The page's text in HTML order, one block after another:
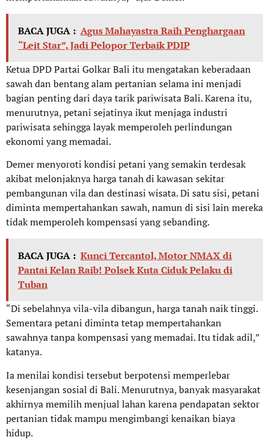
BACA JUGA : Agus Mahayastra Raih Penghargaan
“Leit Star”, Jadi Pelopor Terbaik PDIP
Ketua DPD Partai Golkar Bali itu mengatakan keberadaan
sawah dan bentang alam pertanian selama ini menjadi
bagian penting dari daya tarik pariwisata Bali. Karena itu,
menurutnya, petani sejatinya ikut menjaga industri
pariwisata sehingga layak memperoleh perlindungan
ekonomi yang memadai.
Demer menyoroti kondisi petani yang semakin terdesak
akibat melonjaknya harga tanah di kawasan sekitar
pembangunan vila dan destinasi wisata. Di satu sisi, petani
diminta mempertahankan sawah, namun di sisi lain mereka
tidak memperoleh kompensasi yang sebanding.
BACA JUGA : Kunci Tercantol, Motor NMAX di
Pantai Kelan Raib! Polsek Kuta Ciduk Pelaku di
Tuban
“Di sebelahnya vila-vila dibangun, harga tanah naik tinggi.
Sementara petani diminta tetap mempertahankan
sawahnya tanpa kompensasi yang memadai. Itu tidak adil,”
katanya.
Ia menilai kondisi tersebut berpotensi memperlebar
kesenjangan sosial di Bali. Menurutnya, banyak masyarakat
akhirnya memilih menjual lahan karena pendapatan sektor
pertanian tidak mampu mengimbangi kenaikan biaya
hidup.